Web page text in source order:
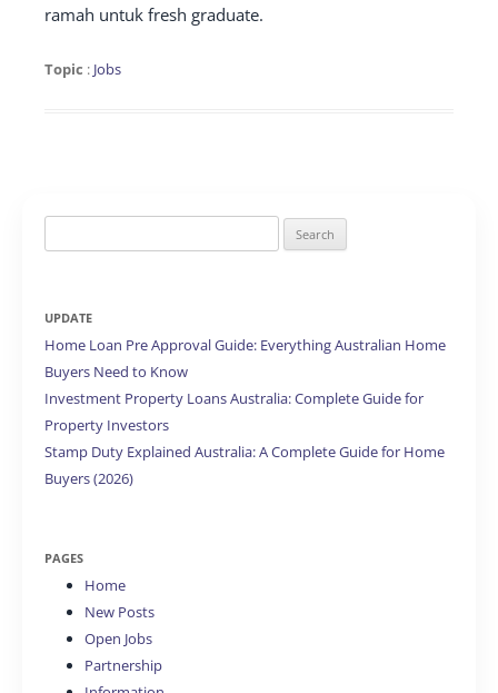
ramah untuk fresh graduate.
Topic : Jobs
for:
UPDATE
Home Loan Pre Approval Guide: Everything Australian Home
Buyers Need to Know
Investment Property Loans Australia: Complete Guide for
Property Investors
Stamp Duty Explained Australia: A Complete Guide for Home
Buyers (2026)
PAGES
Home
New Posts
Open Jobs
Partnership